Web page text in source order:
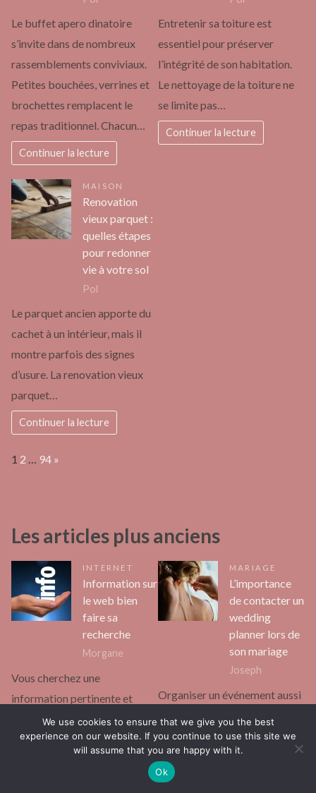
Le buffet apero dinatoire
s’invite dans de nombreux
rassemblements conviviaux.
Petites bouchées, verrines et
brochettes remplacent le
repas traditionnel. Chacun…
Continuer la lecture
Entretenir sa toiture est
essentiel pour préserver
l’intégrité de son habitation.
Le nettoyage de la toiture ne
se limite pas…
Continuer la lecture
MAISON
Renovation
vieux parquet :
quelles étapes
pour redonner
vie à votre sol
Pol
Le parquet ancien apporte du
cachet à un intérieur, mais il
montre parfois des signes
d’usure. La renovation vieux
parquet…
Continuer la lecture
Page:
1 2 … 94 Next
»
Les articles plus anciens
INTERNET
Information sur
le web bien
faire sa
recherche
Morgane
Vous cherchez une
information pertinente et
fiable sur le web ? Sachez que
vous devez faire preuve d’une
MARIAGE
L’importance
de contacter un
wedding
planner lors de
son mariage
Joseph
Organiser un événement aussi
peut être extrêmement
stressant. Vous avez peut-être
eu l’idée d’embaucher un
We use cookies to ensure that we give you the best
experience on our website. If you continue to use this site we
will assume that you are happy with it.
Ok